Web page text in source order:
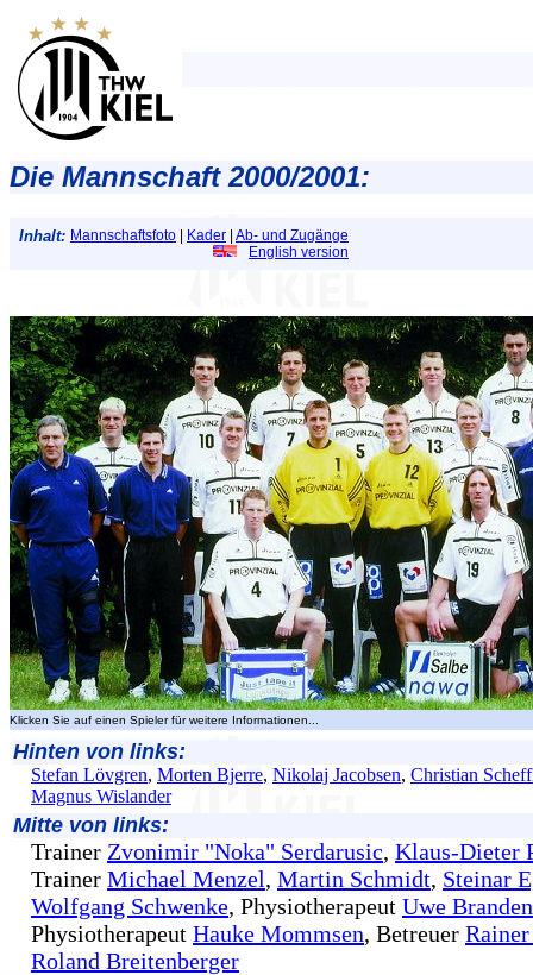
Die Mannschaft 2000/2001:
Inhalt: Mannschaftsfoto Kader Ab- und Zugänge
English version
Klicken Sie auf einen Spieler für weitere Informationen...
Hinten von links:
Stefan Lövgren, Morten Bjerre, Nikolaj Jacobsen, Christian
Magnus Wislander
Mitte von links:
Trainer Zvonimir "Noka" Serdarusic, Klaus-Dieter
Trainer Michael Menzel, Martin Schmidt, Steinar
Wolfgang Schwenke, Physiotherapeut Uwe
Physiotherapeut Hauke Mommsen, Betreuer
Roland Breitenberger